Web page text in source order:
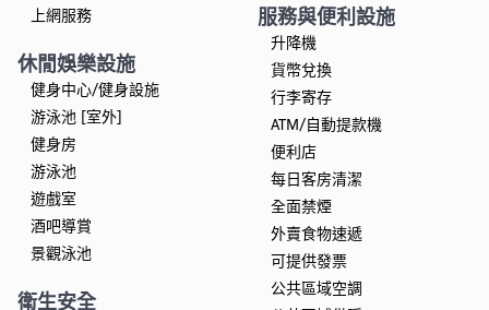
上網服務
休閒娛樂設施
健身中心/健身設施
游泳池 [室外]
健身房
游泳池
遊戲室
酒吧導賞
景觀泳池
衛生安全
服務與便利設施
升降機
貨幣兌換
行李寄存
ATM/自動提款機
便利店
每日客房清潔
全面禁煙
外賣食物速遞
可提供發票
公共區域空調